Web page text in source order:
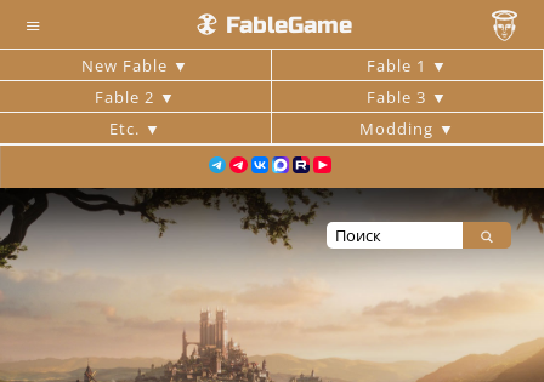
≡ FableGame
New Fable
Fable 1
Fable 2
Fable 3
Etc.
Modding